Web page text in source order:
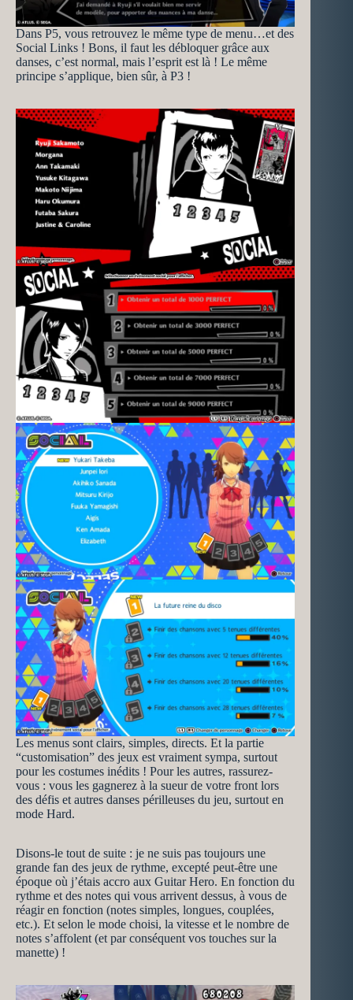
Dans P5, vous retrouvez le même type de menu…et des
Social Links ! Bons, il faut les débloquer grâce aux
danses, c’est normal, mais l’esprit est là ! Le même
principe s’applique, bien sûr, à P3 !
Les menus sont clairs, simples, directs. Et la partie
“customisation” des jeux est vraiment sympa, surtout
pour les costumes inédits ! Pour les autres, rassurez-
vous : vous les gagnerez à la sueur de votre front lors
des défis et autres danses périlleuses du jeu, surtout en
mode Hard.
Disons-le tout de suite : je ne suis pas toujours une
grande fan des jeux de rythme, excepté peut-être une
époque où j’étais accro aux Guitar Hero. En fonction du
rythme et des notes qui vous arrivent dessus, à vous de
réagir en fonction (notes simples, longues, couplées,
etc.). Et selon le mode choisi, la vitesse et le nombre de
notes s’affolent (et par conséquent vos touches sur la
manette) !